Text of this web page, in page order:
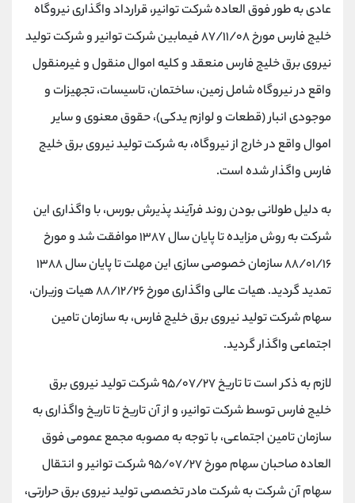
عادی به طور فوق العاده شرکت توانیر، قرارداد واگذاری نیروگاه
خلیج فارس مورخ ۸۷/۱۱/۰۸ فیمابین شرکت توانیر و شرکت تولید
نیروی برق خلیج فارس منعقد و کلیه اموال منقول و غیرمنقول
واقع در نیروگاه شامل زمین، ساختمان، تاسیسات، تجهیزات و
موجودی انبار (قطعات و لوازم یدکی)، حقوق معنوی و سایر
اموال واقع در خارج از نیروگاه، به شرکت تولید نیروی برق خلیج
فارس واگذار شده است.
به دلیل طولانی بودن روند فرآیند پذیرش بورس، با واگذاری این
شرکت به روش مزایده تا پایان سال ۱۳۸۷ موافقت شد و مورخ
۸۸/۰۱/۱۶ سازمان خصوصی سازی این مهلت تا پایان سال ۱۳۸۸
تمدید گردید. هیات عالی واگذاری مورخ ۸۸/۱۲/۲۶ هیات وزیران،
سهام شرکت تولید نیروی برق خلیج فارس، به سازمان تامین
اجتماعی واگذار گردید.
لازم به ذکر است تا تاریخ ۹۵/۰۷/۲۷ شرکت تولید نیروی برق
خلیج فارس توسط شرکت توانیر، و از آن تاریخ تا تاریخ واگذاری به
سازمان تامین اجتماعی، با توجه به مصوبه مجمع عمومی فوق
العاده صاحبان سهام مورخ ۹۵/۰۷/۲۷ شرکت توانیر و انتقال
سهام آن شرکت به شرکت مادر تخصصی تولید نیروی برق حرارتی،